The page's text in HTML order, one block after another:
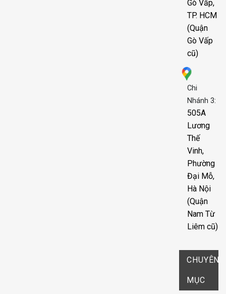
Gò Vấp,
TP. HCM
(Quận
Gò Vấp
cũ)
Chi
Nhánh 3:
505A
Lương
Thế
Vinh,
Phường
Đại Mỗ,
Hà Nội
(Quận
Nam Từ
Liêm cũ)
CHUYÊN
MỤC